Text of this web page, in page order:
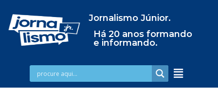
Jornalismo Júnior.
Há 20 anos formando
e informando.